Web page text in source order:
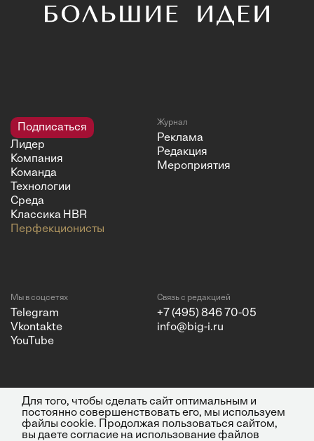
Подписаться
Лидер
Компания
Команда
Технологии
Среда
Классика HBR
Перфекционисты
Журнал
Реклама
Редакция
Мероприятия
Мы в соцсетях
Telegram
Vkontakte
YouTube
Связь с редакцией
+7 (495) 846 70-05
info@big-i.ru
© 2026 ООО "Бизнес Инсайт
Медиа"
ИНН 7720850533 и ОГРН
Политика конфиденциальности
Для того, чтобы сделать сайт оптимальным и
постоянно совершенствовать его, мы используем
файлы cookie. Продолжая пользоваться сайтом,
вы даете согласие на использование файлов